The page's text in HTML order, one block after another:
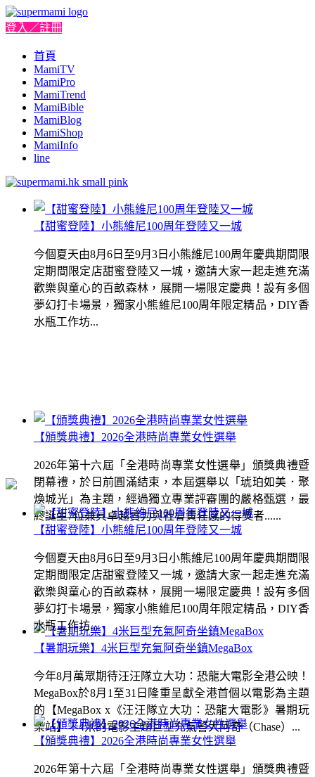
登入／註冊
首頁
MamiTV
MamiPro
MamiTrend
MamiBible
MamiBlog
MamiShop
MamiInfo
line
【甜蜜登陸】小熊維尼100周年登陸又一城
今個夏天由8月6日至9月3日小熊維尼100周年慶典期間限
定期間限定店甜蜜登陸又一城，邀請大家一起走進充滿
歡樂與童心的百畝森林，展開一場限定慶典！設有多個
夢幻打卡場景，獨家小熊維尼100周年限定精品，DIY香
水瓶工作坊...
【頒獎典禮】2026全港時尚專業女性選舉
2026年第十六屆「全港時尚專業女性選舉」頒獎典禮暨
閉幕禮，於日前圓滿結束，本屆選舉以「琥珀如美．聚
煥城光」為主題，經過獨立專業評審團的嚴格甄選，最
終誕生7位兼具卓越實力與社會責任感的得獎者......
【暑期玩樂】4米巨型充氣阿奇坐鎮MegaBox
今年8月萬眾期待汪汪隊立大功：恐龍大電影全港公映！
MegaBox於8月1至31日隆重呈獻全港首個以電影為主題
的【MegaBox x《汪汪隊立大功：恐龍大電影》暑期玩
樂站】！4米的電影主題巨型充氣警犬阿奇（Chase）...
【甜蜜登陸】小熊維尼100周年登陸又一城
今個夏天由8月6日至9月3日小熊維尼100周年慶典期間限
定期間限定店甜蜜登陸又一城，邀請大家一起走進充滿
歡樂與童心的百畝森林，展開一場限定慶典！設有多個
夢幻打卡場景，獨家小熊維尼100周年限定精品，DIY香
水瓶工作坊...
【頒獎典禮】2026全港時尚專業女性選舉
2026年第十六屆「全港時尚專業女性選舉」頒獎典禮暨